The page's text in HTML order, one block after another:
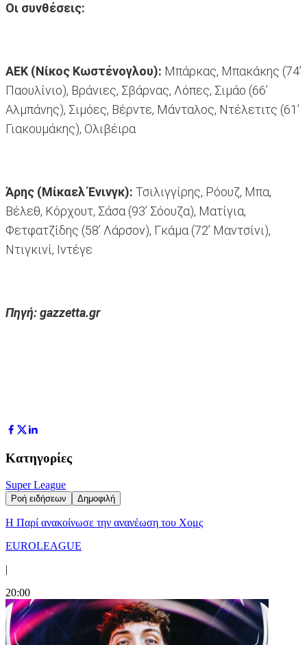
Οι συνθέσεις:
ΑΕΚ (Νίκος Κωστένογλου): Μπάρκας, Μπακάκης (74’
Παουλίνιο), Βράνιες, Σβάρνας, Λόπες, Σιμάο (66’
Αλμπάνης), Σιμόες, Βέρντε, Μάνταλος, Ντέλετιτς (61’
Γιακουμάκης), Ολιβέιρα
Άρης (Μίκαελ Ένινγκ): Τσιλιγγίρης, Ρόουζ, Μπα,
Βέλεθ, Κόρχουτ, Σάσα (93’ Σόουζα), Ματίγια,
Φετφατζίδης (58’ Λάρσον), Γκάμα (72’ Μαντσίνι),
Ντιγκινί, Ιντέγε
Πηγή: gazzetta.gr
Κατηγορίες
Super League
Ροή ειδήσεων Δημοφιλή
Η Παρί ανακοίνωσε την ανανέωση του Χομς
EUROLEAGUE
|
20:00